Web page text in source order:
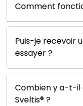
Comment
Puis-je recevoir
essayer ?
Combien y a-t-il
Sveltis® ?